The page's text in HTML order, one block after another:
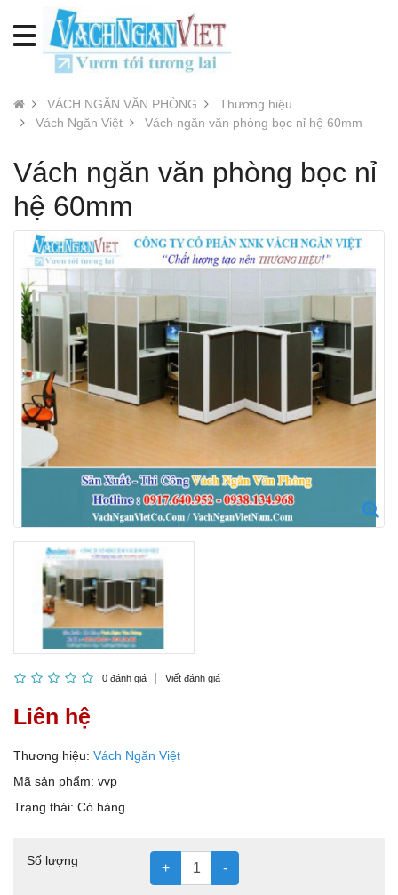
VÁCH NGĂN VĂN PHÒNG
Thương hiệu
Vách Ngăn Việt
Vách ngăn văn phòng bọc nỉ hệ 60mm
Vách ngăn văn phòng bọc nỉ
hệ 60mm
0 đánh giá Viết đánh giá
Liên hệ
Thương hiệu: Vách Ngăn Việt
Mã sản phẩm: vvp
Trạng thái: Có hàng
Số lượng + -